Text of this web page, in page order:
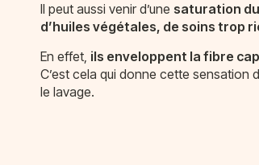
Il peut aussi venir d’une saturation
d’huiles végétales, de soins trop
En effet, ils enveloppent la fibre
C’est cela qui donne cette sensation
le lavage.